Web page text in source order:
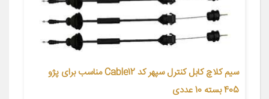
سیم کلاچ کابل کنترل سپهر کد Cable12 مناسب برای پژو
405 بسته 10 عددی